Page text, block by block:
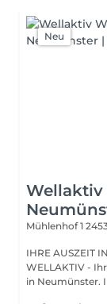
Neu
Wellaktiv
Mühlenhof 1
IHRE AUSZEIT IN BESTEN
WELLAKTIV - Ihr Rückzugsort für Schönheit und Entspannung
in Neumünster.